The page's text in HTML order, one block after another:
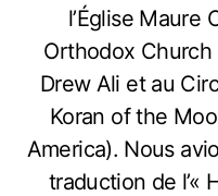
l’Église Maure
Orthodox Church
Drew Ali et au
Koran of the
America). Nous
traduction de l’«